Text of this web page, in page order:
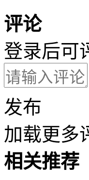
评论
登录后可
发布
加载更多
相关推荐